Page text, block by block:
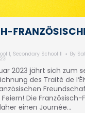
I, Secondary School II By
2023 jährt sich zum
des Traité de
Feiern! Die
einen Journée…